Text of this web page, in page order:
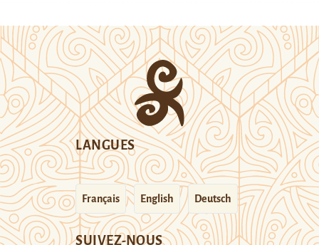
LANGUES
Français English Deutsch
SUIVEZ-NOUS